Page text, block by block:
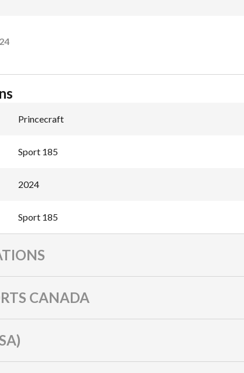
Princecraft
Sport 185
2024
Sport 185
CANADA